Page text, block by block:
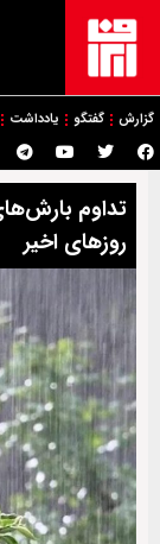
گزارش گفتگو یادداشت
تداوم
روزهای اخیر